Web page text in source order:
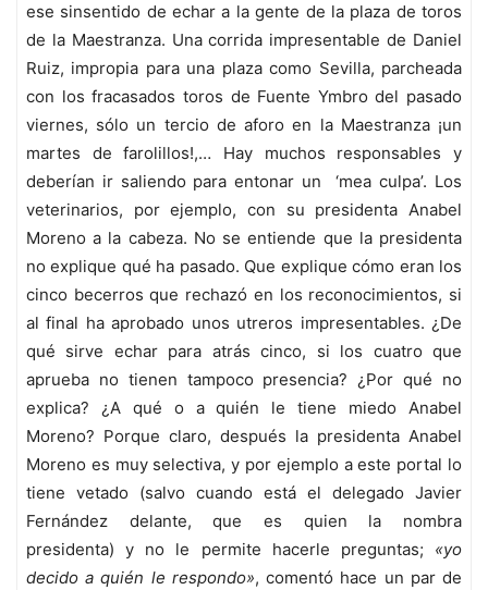
ese sinsentido de echar a la gente de la plaza de toros
de la Maestranza. Una corrida impresentable de Daniel
Ruiz, impropia para una plaza como Sevilla, parcheada
con los fracasados toros de Fuente Ymbro del pasado
viernes, sólo un tercio de aforo en la Maestranza ¡un
martes de farolillos!,… Hay muchos responsables y
deberían ir saliendo para entonar un ‘mea culpa’. Los
veterinarios, por ejemplo, con su presidenta Anabel
Moreno a la cabeza. No se entiende que la presidenta
no explique qué ha pasado. Que explique cómo eran los
cinco becerros que rechazó en los reconocimientos, si
al final ha aprobado unos utreros impresentables. ¿De
qué sirve echar para atrás cinco, si los cuatro que
aprueba no tienen tampoco presencia? ¿Por qué no
explica? ¿A qué o a quién le tiene miedo Anabel
Moreno? Porque claro, después la presidenta Anabel
Moreno es muy selectiva, y por ejemplo a este portal lo
tiene vetado (salvo cuando está el delegado Javier
Fernández delante, que es quien la nombra
presidenta) y no le permite hacerle preguntas; «yo
decido a quién le respondo», comentó hace un par de